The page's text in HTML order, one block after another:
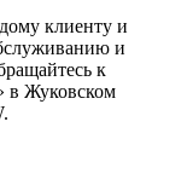
клиенту и
и
к
в Жуковском